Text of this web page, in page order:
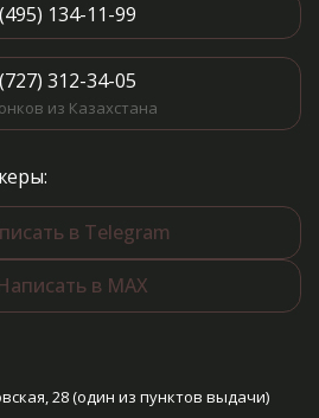
134-11-99
312-34-05
из Казахстана
в Telegram
в MAX
28 (один из пунктов выдачи)